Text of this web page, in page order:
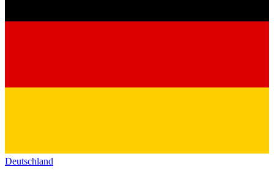
Deutschland